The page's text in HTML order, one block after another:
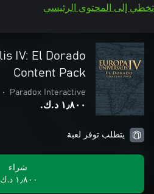
تخطي إلى المحتوى الرئيسي
IV: El Dorado
Content Pack
Paradox Interactive
•
١٫٨٠٠ د.ك.‏
يتطلب توفر لعبة
شراء
١٫٨٠٠ د.ك.‏